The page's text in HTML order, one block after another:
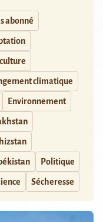
abonné
climatique
Environnement
Politique
Sécheresse